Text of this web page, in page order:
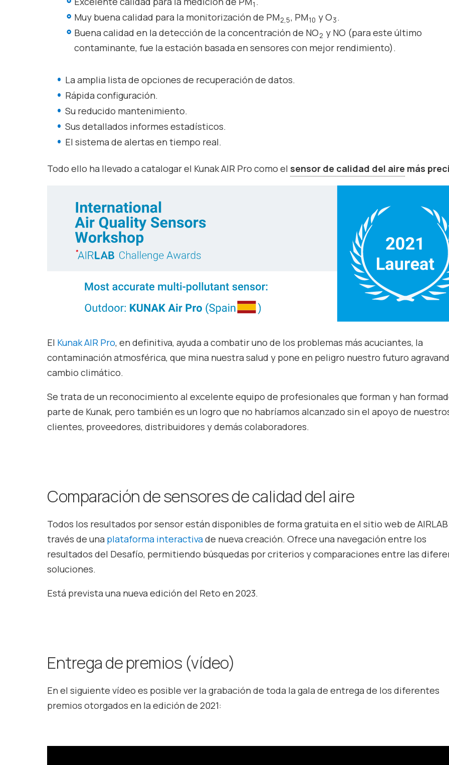
1
Muy buena calidad para la monitorización de PM2,5, PM10 y O3 .
Buena calidad en la detección de la concentración de NO2 y NO (para este último
contaminante, fue la estación basada en sensores con mejor rendimiento).
La amplia lista de opciones de recuperación de datos.
Rápida configuración.
Su reducido mantenimiento.
Sus detallados informes estadísticos.
El sistema de alertas en tiempo real.
Todo ello ha llevado a catalogar el Kunak AIR Pro como el sensor de calidad del aire más
El Kunak AIR Pro, en definitiva, ayuda a combatir uno de los problemas más acuciantes, la
contaminación atmosférica, que mina nuestra salud y pone en peligro nuestro futuro
cambio climático.
Se trata de un reconocimiento al excelente equipo de profesionales que forman y han
parte de Kunak, pero también es un logro que no habríamos alcanzado sin el apoyo de
clientes, proveedores, distribuidores y demás colaboradores.
Comparación de sensores de calidad del aire
Todos los resultados por sensor están disponibles de forma gratuita en el sitio web de AIRLAB
través de una plataforma interactivade nueva creación. Ofrece una navegación entre los
resultados del Desafío, permitiendo búsquedas por criterios y comparaciones entre las
soluciones.
Está prevista una nueva edición del Reto en 2023.
Entrega de premios (vídeo)
En el siguiente vídeo es posible ver la grabación de toda la gala de entrega de los diferentes
premios otorgados en la edición de 2021: